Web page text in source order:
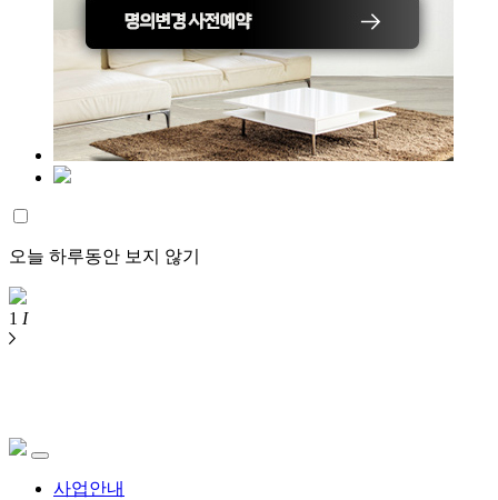
오늘 하루동안 보지 않기
1 I
사업안내